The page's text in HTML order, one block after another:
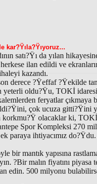
kar?Ÿıla?Ÿıyoruz...
satı?Ÿı da yılan
ilan edildi ve
kazandı.
derece ?Ÿeffaf ?Ÿekilde
yeterli oldu?Ÿu, TOKİ
feryatlar çıkmaya
çok ucuza gitti?Ÿini
korkmu?Ÿ olacaklar ki,
Spor Kompleksi 270
paraya ihtiyacımız
bir mantık yapısına
?Bir malın fiyatını
edin. 500 milyonu